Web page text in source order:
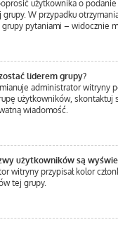
użytkownika o
grupy. W przypadku
pytaniami – widocznie
liderem grupy?
administrator witryny
użytkowników, skontaktuj
wiadomość.
użytkowników są
witryny przypisał kolor
tej grupy.